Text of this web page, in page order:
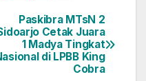
Paskibra MTsN 2
Cetak Juara
1 Madya Tingkat
di LPBB King
Cobra